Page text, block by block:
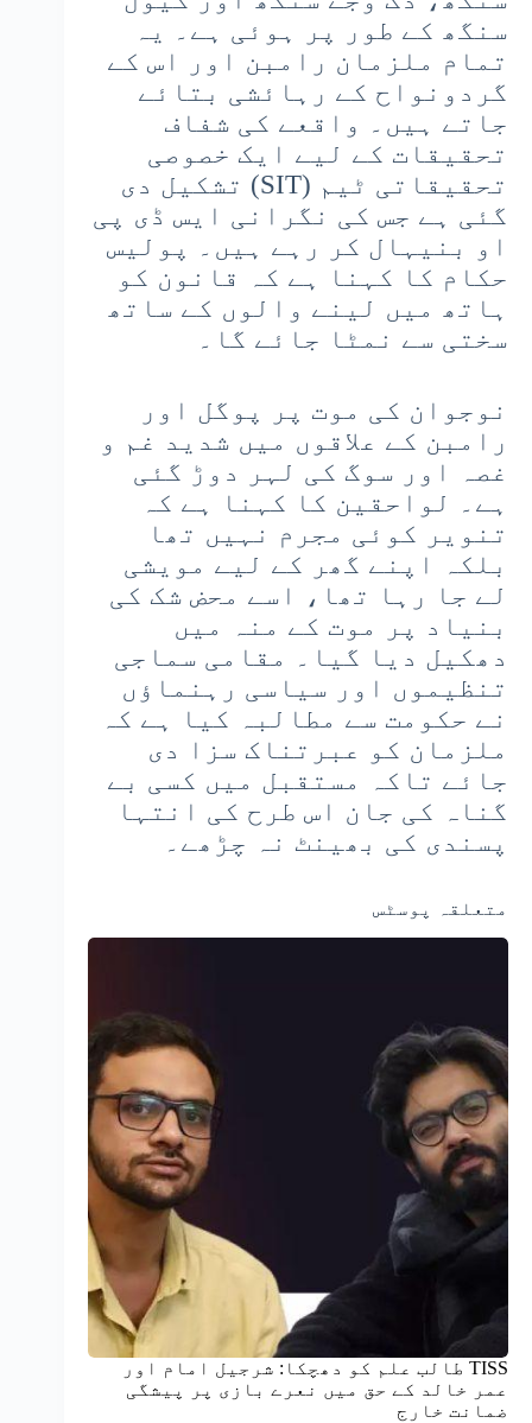
سنگھ کے طور پر ہوئی ہے۔ یہ
تمام ملزمان رامبن اور اس کے
گردونواح کے رہائشی بتائے
جاتے ہیں۔ واقعے کی شفاف
تحقیقات کے لیے ایک خصوصی
تحقیقاتی ٹیم (SIT) تشکیل دی
گئی ہے جس کی نگرانی ایس ڈی پی
او بنیہال کر رہے ہیں۔ پولیس
حکام کا کہنا ہے کہ قانون کو
ہاتھ میں لینے والوں کے ساتھ
سختی سے نمٹا جائے گا۔
نوجوان کی موت پر پوگل اور
رامبن کے علاقوں میں شدید غم و
غصہ اور سوگ کی لہر دوڑ گئی
ہے۔ لواحقین کا کہنا ہے کہ
تنویر کوئی مجرم نہیں تھا
بلکہ اپنے گھر کے لیے مویشی
لے جا رہا تھا، اسے محض شک کی
بنیاد پر موت کے منہ میں
دھکیل دیا گیا۔ مقامی سماجی
تنظیموں اور سیاسی رہنماؤں
نے حکومت سے مطالبہ کیا ہے کہ
ملزمان کو عبرتناک سزا دی
جائے تاکہ مستقبل میں کسی بے
گناہ کی جان اس طرح کی انتہا
پسندی کی بھینٹ نہ چڑھے۔
متعلقہ پوسٹس
TISS طالب علم کو دھچکا: شرجیل امام اور
عمر خالد کے حق میں نعرے بازی پر پیشگی
ضمانت خارج